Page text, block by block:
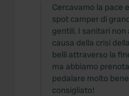
Cercavamo la pace
spot camper di
gentili. I sanitari
causa della crisi
belli attraverso la
ma abbiamo
pedalare molto
consigliato!